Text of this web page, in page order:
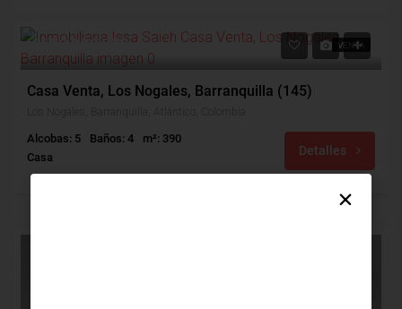
VENTA
$650,000,000
Casa Venta, Los Nogales, Barranquilla (145)
Alcobas: 5 Baños: 4
m²: 390
Casa
Detalles